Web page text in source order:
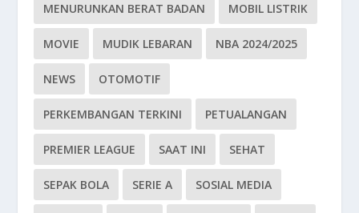
MENURUNKAN BERAT BADAN MOBIL LISTRIK
MOVIE MUDIK LEBARAN NBA 2024/2025
NEWS OTOMOTIF
PERKEMBANGAN TERKINI PETUALANGAN
PREMIER LEAGUE SAAT INI SEHAT
SEPAK BOLA SERIE A SOSIAL MEDIA